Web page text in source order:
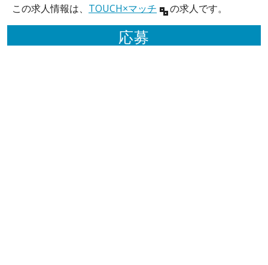
この求人情報は、 TOUCH×マッチ の求人です。
応募